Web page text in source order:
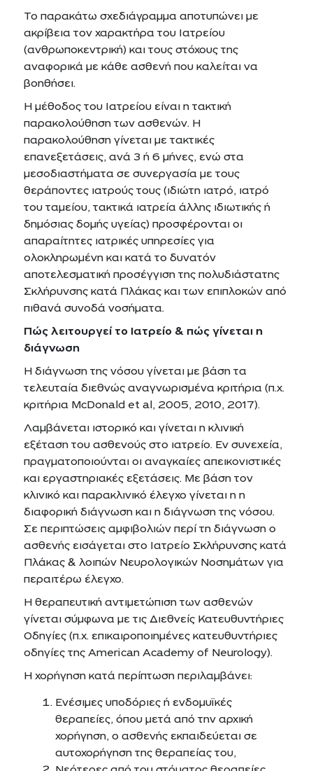
Το παρακάτω σχεδιάγραμμα αποτυπώνει με
ακρίβεια τον χαρακτήρα του Ιατρείου
(ανθρωποκεντρική) και τους στόχους της
αναφορικά με κάθε ασθενή που καλείται να
βοηθήσει.
Η μέθοδος του Ιατρείου είναι η τακτική
παρακολούθηση των ασθενών. Η
παρακολούθηση γίνεται με τακτικές
επανεξετάσεις, ανά 3 ή 6 μήνες, ενώ στα
μεσοδιαστήματα σε συνεργασία με τους
θεράποντες ιατρούς τους (ιδιώτη ιατρό, ιατρό
του ταμείου, τακτικά ιατρεία άλλης ιδιωτικής ή
δημόσιας δομής υγείας) προσφέρονται οι
απαραίτητες ιατρικές υπηρεσίες για
ολοκληρωμένη και κατά το δυνατόν
αποτελεσματική προσέγγιση της πολυδιάστατης
Σκλήρυνσης κατά Πλάκας και των επιπλοκών από
πιθανά συνοδά νοσήματα.
Πώς λειτουργεί το Ιατρείο & πώς γίνεται η
διάγνωση
Η διάγνωση της νόσου γίνεται με βάση τα
τελευταία διεθνώς αναγνωρισμένα κριτήρια (π.χ.
κριτήρια McDonald et al, 2005, 2010, 2017).
Λαμβάνεται ιστορικό και γίνεται η κλινική
εξέταση του ασθενούς στο ιατρείο. Εν συνεχεία,
πραγματοποιούνται οι αναγκαίες απεικονιστικές
και εργαστηριακές εξετάσεις. Με βάση τον
κλινικό και παρακλινικό έλεγχο γίνεται η η
διαφορική διάγνωση και η διάγνωση της νόσου.
Σε περιπτώσεις αμφιβολιών περί τη διάγνωση ο
ασθενής εισάγεται στο Ιατρείο Σκλήρυνσης κατά
Πλάκας & λοιπών Νευρολογικών Νοσημάτων για
περαιτέρω έλεγχο.
Η θεραπευτική αντιμετώπιση των ασθενών
γίνεται σύμφωνα με τις Διεθνείς Κατευθυντήριες
Οδηγίες (π.χ. επικαιροποιημένες κατευθυντήριες
οδηγίες της American Academy of Neurology).
Η χορήγηση κατά περίπτωση περιλαμβάνει:
Ενέσιμες υποδόριες ή ενδομυϊκές
θεραπείες, όπου μετά από την αρχική
χορήγηση, ο ασθενής εκπαιδεύεται σε
αυτοχορήγηση της θεραπείας του,